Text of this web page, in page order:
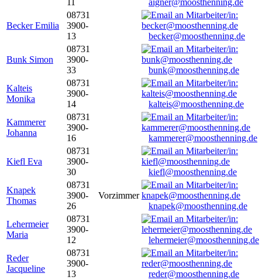
aigner@moosthenning.de
Becker Emilia
08731
3900-
13
becker@moosthenning.de
Bunk Simon
08731
3900-
33
bunk@moosthenning.de
Kalteis
Monika
08731
3900-
14
kalteis@moosthenning.de
Kammerer
Johanna
08731
3900-
16
kammerer@moosthenning.de
Kiefl Eva
08731
3900-
30
kiefl@moosthenning.de
Knapek
Thomas
08731
3900-
26
Vorzimmer
knapek@moosthenning.de
Lehermeier
Maria
08731
3900-
12
lehermeier@moosthenning.de
Reder
Jacqueline
08731
3900-
13
reder@moosthenning.de